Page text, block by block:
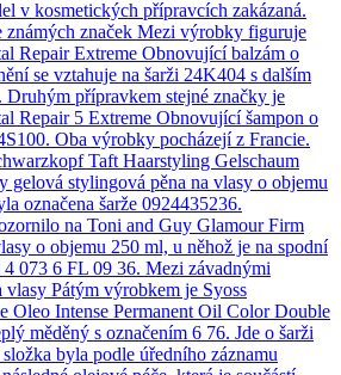
v kosmetických přípravcích zakázaná.
známých značek Mezi výrobky figuruje
Repair Extreme Obnovující balzám o
se vztahuje na šarži 24K404 s dalším
přípravkem stejné značky je
Repair 5 Extreme Obnovující šampon o
Oba výrobky pocházejí z Francie.
Taft Haarstyling Gelschaum
gelová stylingová pěna na vlasy o objemu
označena šarže 0924435236.
na Toni and Guy Glamour Firm
o objemu 250 ml, u něhož je na spodní
4 073 6 FL 09 36. Mezi závadnými
Pátým výrobkem je Syoss
Oleo Intense Permanent Oil Color Double
měděný s označením 6 76. Jde o šarži
byla podle úředního záznamu